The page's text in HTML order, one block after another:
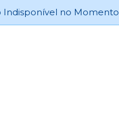
Indisponível no Momento